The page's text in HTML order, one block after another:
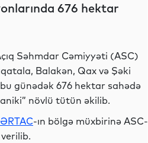
texnologiyalar676 hektar
Səhmdar Cəmiyyəti (ASC)
Balakən, Qax və Şəki
günədək 676 hektar sahədə
növlü tütün əkilib.
-ın bölgə müxbirinə ASC-